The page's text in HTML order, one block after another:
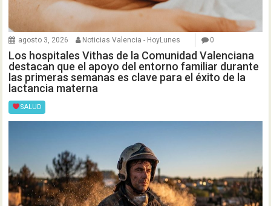
agosto 3, 2026 Noticias Valencia - HoyLunes 0
Los hospitales Vithas de la Comunidad Valenciana
destacan que el apoyo del entorno familiar durante
las primeras semanas es clave para el éxito de la
lactancia materna
SALUD